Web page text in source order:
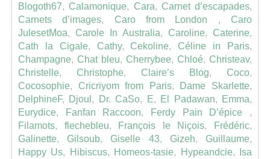
Blogoth67, Calamonique, Cara, Carnet d’escapades,
Carnets d’images, Caro from London , Caro
JulesetMoa, Carole In Australia, Caroline, Caterine,
Cath la Cigale, Cathy, Cekoline, Céline in Paris,
Champagne, Chat bleu, Cherrybee, Chloé, Christeav,
Christelle, Christophe, Claire’s Blog, Coco,
Cocosophie, Cricriyom from Paris, Dame Skarlette,
DelphineF, Djoul , Dr. CaSo, E, El Padawan, Emma,
Eurydice, Fanfan Raccoon, Ferdy Pain D’épice ,
Filamots, flechebleu, François le Niçois, Frédéric,
Galinette, Gilsoub, Giselle 43, Gizeh, Guillaume,
Happy Us, Hibiscus, Homeos-tasie, Hypeandcie,
Isa